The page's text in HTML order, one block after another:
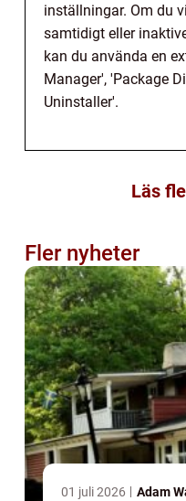
inställningar. Om du
samtidigt eller
kan du använda en
Manager', 'Package
Uninstaller'.
Läs
Fler nyheter
01 juli 2026 Adam